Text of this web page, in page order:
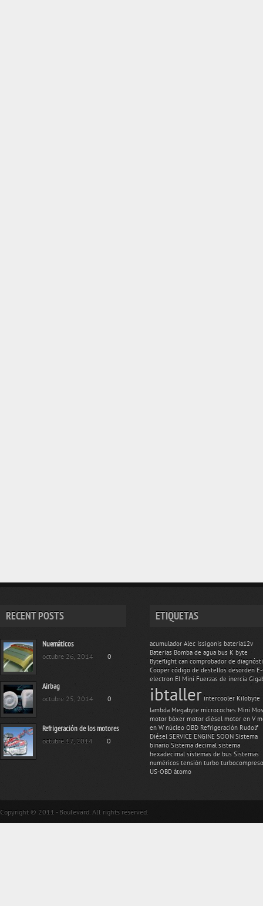
RECENT POSTS
Nuemáticos
octubre 26, 2014 0
Airbag
octubre 25, 2014 0
Refrigeración de los motores
octubre 17, 2014 0
ETIQUETAS
acumulador Alec Issigonis bateria12v
Baterias Bomba de agua bus K byte
Byteflight can comprobador de
Cooper código de destellos desorden
electron El Mini Fuerzas de inercia
ibtaller intercooler Kilobyte
lambda Megabyte microcoches Mini
motor bóxer motor diésel motor en V
en W núcleo OBD Refrigeración Rudolf
Diésel SERVICE ENGINE SOON Sistema
binario Sistema decimal sistema
hexadecimal sistemas de bus Sistemas
numéricos tensión turbo
US-OBD átomo
Copyright © 2011 - Boulevard. All rights reserved.